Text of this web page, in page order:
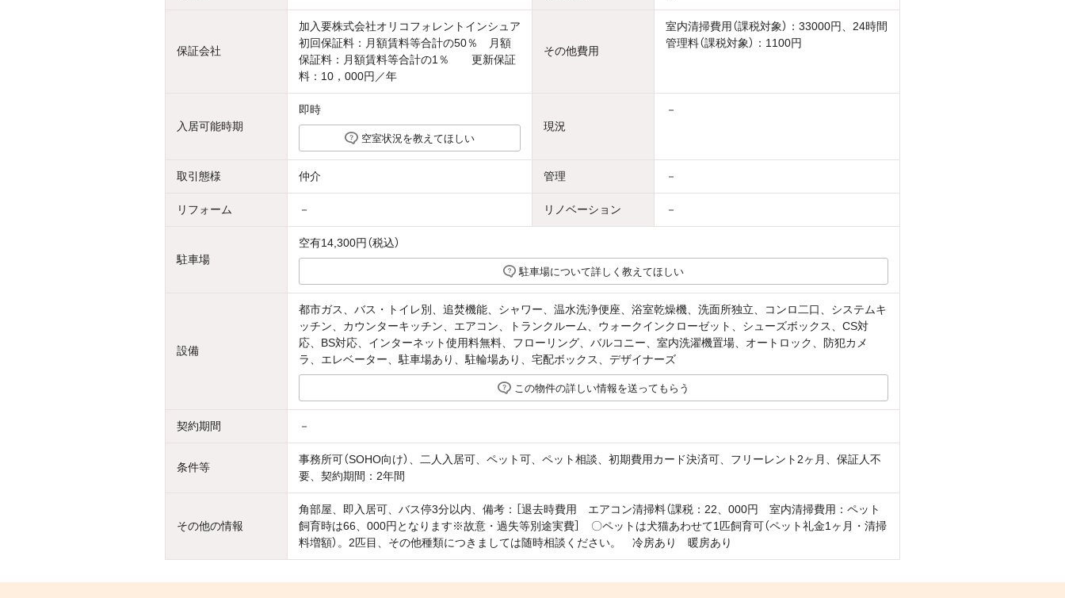
保証会社
加入要株式会社オリコフォレントインシュア
初回保証料：月額賃料等合計の50％ 月額
保証料：月額賃料等合計の1％ 更新保証
料：10，000円／年
その他費用
室内清掃費用（課税対象）：33000円、24時間
管理料（課税対象）：1100円
入居可能時期
即時
空室状況を教えてほしい
現況
－
取引態様 仲介 管理 －
リフォーム － リノベーション －
駐車場
空有14,300円（税込）
駐車場について詳しく教えてほしい
設備
都市ガス、バス・トイレ別、追焚機能、シャワー、温水洗浄便座、浴室乾燥機、洗面所独立、コンロ二口、システムキ
ッチン、カウンターキッチン、エアコン、トランクルーム、ウォークインクローゼット、シューズボックス、CS対
応、BS対応、インターネット使用料無料、フローリング、バルコニー、室内洗濯機置場、オートロック、防犯カメ
ラ、エレベーター、駐車場あり、駐輪場あり、宅配ボックス、デザイナーズ
この物件の詳しい情報を送ってもらう
契約期間 －
条件等
事務所可（SOHO向け）、二人入居可、ペット可、ペット相談、初期費用カード決済可、フリーレント2ヶ月、保証人不
要、契約期間：2年間
その他の情報
角部屋、即入居可、バス停3分以内、備考：［退去時費用 エアコン清掃料（課税：22、000円 室内清掃費用：ペット
飼育時は66、000円となります※故意・過失等別途実費］ 〇ペットは犬猫あわせて1匹飼育可（ペット礼金1ヶ月・清掃
料増額）。2匹目、その他種類につきましては随時相談ください。 冷房あり 暖房あり